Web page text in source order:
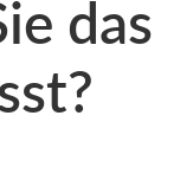
das